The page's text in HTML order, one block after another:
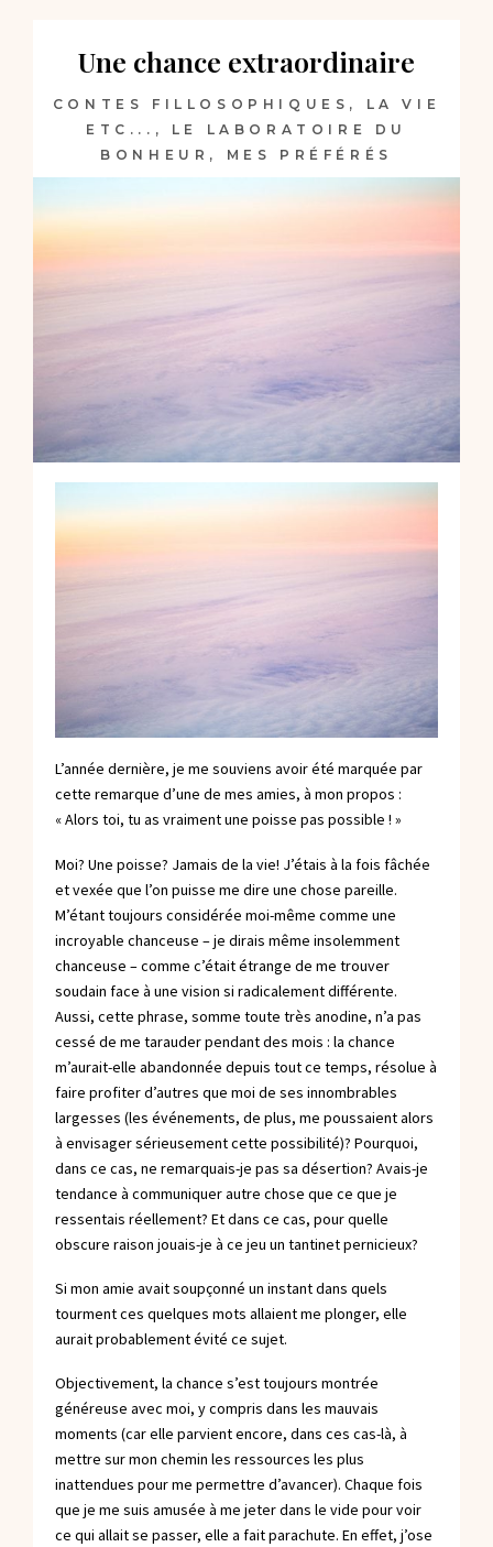
Une chance extraordinaire
CONTES FILLOSOPHIQUES , LA VIE
ETC... , LE LABORATOIRE DU
BONHEUR , MES PRÉFÉRÉS
L’année dernière, je me souviens avoir été marquée par
cette remarque d’une de mes amies, à mon propos :
« Alors toi, tu as vraiment une poisse pas possible ! »
Moi? Une poisse? Jamais de la vie! J’étais à la fois fâchée
et vexée que l’on puisse me dire une chose pareille.
M’étant toujours considérée moi-même comme une
incroyable chanceuse – je dirais même insolemment
chanceuse – comme c’était étrange de me trouver
soudain face à une vision si radicalement différente.
Aussi, cette phrase, somme toute très anodine, n’a pas
cessé de me tarauder pendant des mois : la chance
m’aurait-elle abandonnée depuis tout ce temps, résolue à
faire profiter d’autres que moi de ses innombrables
largesses (les événements, de plus, me poussaient alors
à envisager sérieusement cette possibilité)? Pourquoi,
dans ce cas, ne remarquais-je pas sa désertion? Avais-je
tendance à communiquer autre chose que ce que je
ressentais réellement? Et dans ce cas, pour quelle
obscure raison jouais-je à ce jeu un tantinet pernicieux?
Si mon amie avait soupçonné un instant dans quels
tourment ces quelques mots allaient me plonger, elle
aurait probablement évité ce sujet.
Objectivement, la chance s’est toujours montrée
généreuse avec moi, y compris dans les mauvais
moments (car elle parvient encore, dans ces cas-là, à
mettre sur mon chemin les ressources les plus
inattendues pour me permettre d’avancer). Chaque fois
que je me suis amusée à me jeter dans le vide pour voir
ce qui allait se passer, elle a fait parachute. En effet, j’ose